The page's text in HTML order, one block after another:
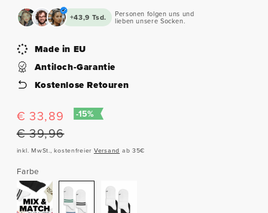
+43,9 Tsd. Personen folgen uns und
lieben unsere Socken.
Made in EU
Antiloch-Garantie
Kostenlose Retouren
Verkaufspreis
€ 33,89
Normaler
€ 39,96
-15%
inkl. MwSt., kostenfreier Versand ab 35€
Farbe